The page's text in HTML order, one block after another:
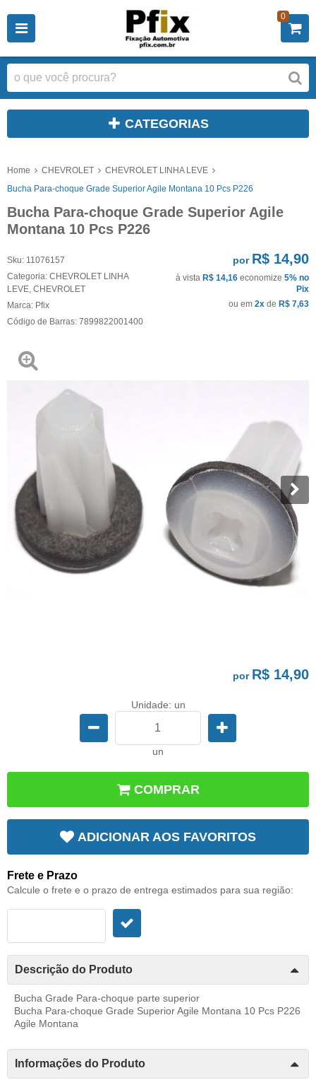
0
CATEGORIAS
Home CHEVROLET
CHEVROLET LINHA LEVE
Bucha Para-choque Grade Superior Agile Montana 10 Pcs P226
Bucha Para-choque Grade Superior Agile
Montana 10 Pcs P226
Sku: 11076157
Categoria: CHEVROLET LINHA
LEVE CHEVROLET
Marca: Pfix
Código de Barras: 7899822001400
por R$ 14,90
à vista R$ 14,16 economize 5% no
Pix
ou em 2x de R$ 7,63
por R$ 14,90
Unidade: un
un
COMPRAR
ADICIONAR AOS FAVORITOS
Frete e Prazo
Calcule o frete e o prazo de entrega estimados para sua região:
Descrição do Produto
Bucha Grade Para-choque parte superior
Bucha Para-choque Grade Superior Agile Montana 10 Pcs P226
Agile Montana
Informações do Produto